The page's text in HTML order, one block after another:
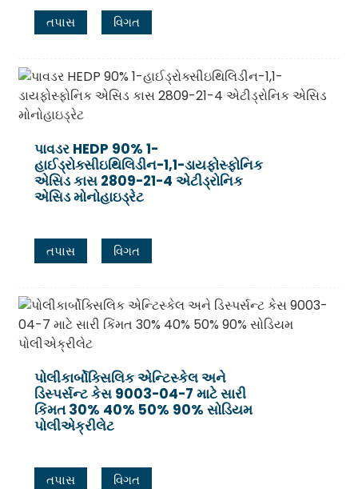
તપાસ વિગત
પાવડર HEDP 90% 1-
હાઈડ્રોક્સીઇથિલિડીન-1,1-ડાયફોસ્ફોનિક
એસિડ કાસ 2809-21-4 એટીડ્રોનિક
એસિડ મોનોહાઇડ્રેટ
તપાસ વિગત
પોલીકાર્બોક્સિલિક એન્ટિસ્કેલ અને
ડિસ્પર્સન્ટ કેસ 9003-04-7 માટે સારી
કિંમત 30% 40% 50% 90% સોડિયમ
પોલીએક્રીલેટ
તપાસ વિગત